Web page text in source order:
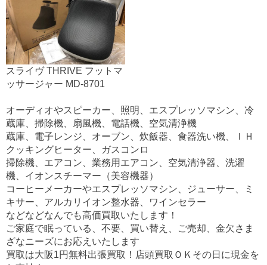
スライヴ THRIVE フットマ
ッサージャー MD-8701
オーディオやスピーカー、照明、エスプレッソマシン、冷
蔵庫、掃除機、扇風機、電話機、空気清浄機
蔵庫、電子レンジ、オーブン、炊飯器、食器洗い機、ＩＨ
クッキングヒーター、ガスコンロ
掃除機、エアコン、業務用エアコン、空気清浄器、洗濯
機、イオンスチーマー（美容機器）
コーヒーメーカーやエスプレッソマシン、ジューサー、ミ
キサー、アルカリイオン整水器、ワインセラー
などなどなんでも高価買取いたします！
ご家庭で眠っている、不要、買い替え、ご売却、金欠さま
ざなニーズにお応えいたします
買取は大阪1円無料出張買取！店頭買取ＯＫその日に現金を